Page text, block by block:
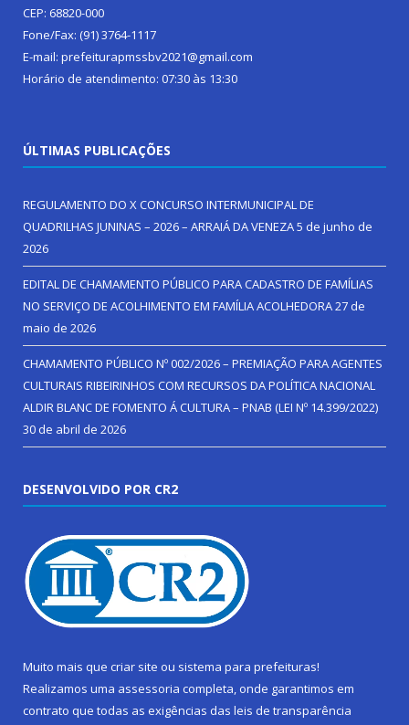
CEP: 68820-000
Fone/Fax: (91) 3764-1117
E-mail: prefeiturapmssbv2021@gmail.com
Horário de atendimento: 07:30 às 13:30
ÚLTIMAS PUBLICAÇÕES
REGULAMENTO DO X CONCURSO INTERMUNICIPAL DE
QUADRILHAS JUNINAS – 2026 – ARRAIÁ DA VENEZA5 de junho de
2026
EDITAL DE CHAMAMENTO PÚBLICO PARA CADASTRO DE FAMÍLIAS
NO SERVIÇO DE ACOLHIMENTO EM FAMÍLIA ACOLHEDORA27 de
maio de 2026
CHAMAMENTO PÚBLICO Nº 002/2026 – PREMIAÇÃO PARA AGENTES
CULTURAIS RIBEIRINHOS COM RECURSOS DA POLÍTICA NACIONAL
ALDIR BLANC DE FOMENTO Á CULTURA – PNAB (LEI Nº 14.399/2022)
30 de abril de 2026
DESENVOLVIDO POR CR2
Muito mais que criar site ou sistema para prefeituras!
Realizamos uma assessoria completa, onde garantimos em
contrato que todas as exigências das leis de transparência